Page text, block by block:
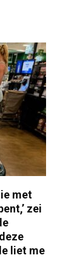
met
zei
liet me